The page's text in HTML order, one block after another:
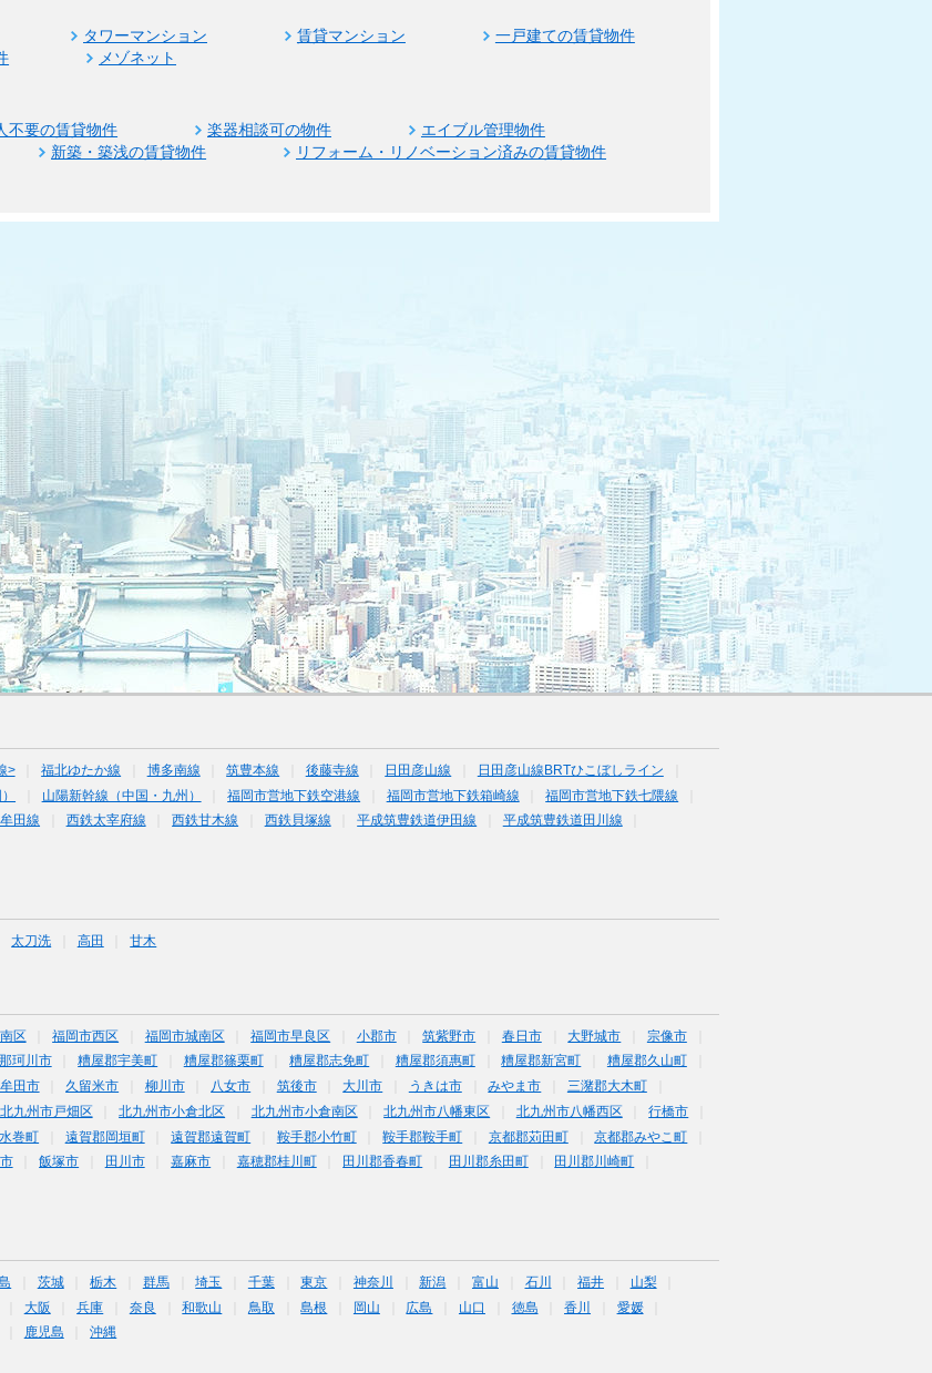
タワーマンション 賃貸マンション
一戸建ての賃貸物件
メゾネット
不要の賃貸物件 楽器相談可の物件
エイブル管理物件
新築・築浅の賃貸物件 リフォーム・リノベーション済みの賃貸物件
> 福北ゆたか線 博多南線 筑豊本線 後藤寺線 日田彦山線
日田彦山線BRTひこぼしライン
山陽新幹線（中国・九州） 福岡市営地下鉄空港線 福岡市営地下鉄箱崎線
福岡市営地下鉄七隈線
田線 西鉄太宰府線 西鉄甘木線 西鉄貝塚線 平成筑豊鉄道伊田線
平成筑豊鉄道田川線
太刀洗 高田 甘木
区 福岡市西区 福岡市城南区 福岡市早良区 小郡市 筑紫野市 春日市 大野城市
宗像市
那珂川市 糟屋郡宇美町 糟屋郡篠栗町 糟屋郡志免町 糟屋郡須惠町 糟屋郡新宮町
糟屋郡久山町
田市 久留米市 柳川市 八女市 筑後市 大川市 うきは市 みやま市
三潴郡大木町
北九州市戸畑区 北九州市小倉北区 北九州市小倉南区 北九州市八幡東区 北九州市八幡西区
行橋市
巻町 遠賀郡岡垣町 遠賀郡遠賀町 鞍手郡小竹町 鞍手郡鞍手町 京都郡苅田町
京都郡みやこ町
飯塚市 田川市 嘉麻市 嘉穂郡桂川町 田川郡香春町 田川郡糸田町
田川郡川崎町
茨城 栃木 群馬 埼玉 千葉 東京 神奈川 新潟 富山 石川 福井
山梨
大阪 兵庫 奈良 和歌山 鳥取 島根 岡山 広島 山口 徳島 香川
愛媛
鹿児島 沖縄